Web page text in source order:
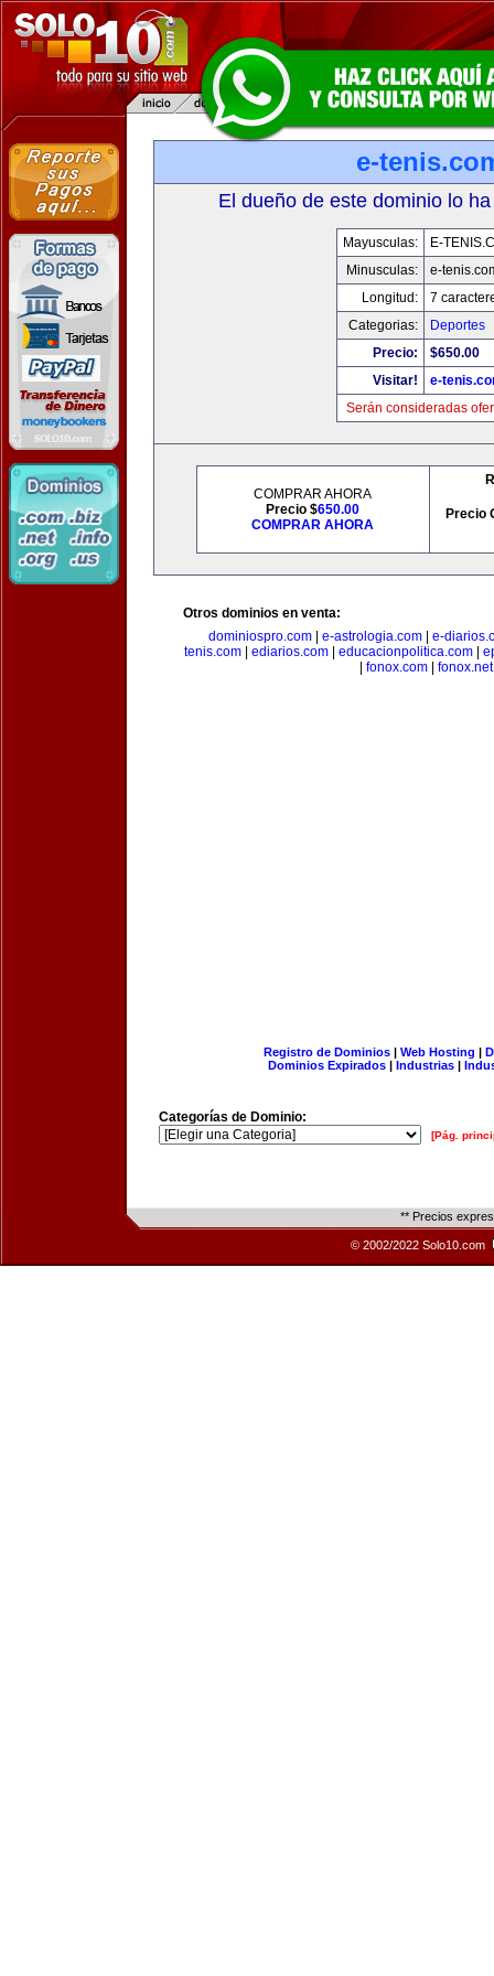
e-
El dueño de este dominio lo
Mayusculas:
E-
Minusculas:
e-
Longitud:
7
Categorias:
Deportes
Precio:
$650.00
Visitar!
e-
Serán consideradas
COMPRAR AHORA
Precio $650.00
COMPRAR AHORA
Precio
Otros dominios en venta:
dominiospro.com
e-astrologia.com
e-
tenis.com
ediarios.com educacionpolitica.com
fonox.com| fonox.net
Registro de Dominios| Web Hosting |
Dominios Expirados | Industrias |
Categorías de Dominio:
[Pág.
** Precios
© 2002/2022 Solo10.com